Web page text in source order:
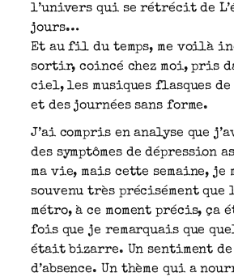
l’univers qui se rétrécit de
jours…
Et au fil du temps, me voilà
sortir, coincé chez moi, pris
ciel, les musiques flasques
et des journées sans forme.
J’ai compris en analyse que
des symptômes de dépression
ma vie, mais cette semaine, je
souvenu très précisément que
métro, à ce moment précis, ça
fois que je remarquais que
était bizarre. Un sentiment de
d’absence. Un thème qui a